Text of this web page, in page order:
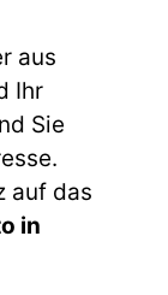
aus
Ihr
Sie
auf das
in